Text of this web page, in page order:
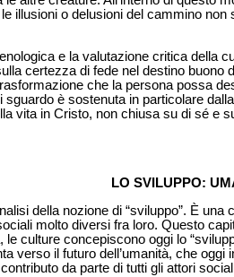
illusioni o delusioni del cammino
e la valutazione critica della
certezza di fede nel destino
che la persona possa
sguardo è sostenuta in particolare
vita in Cristo, non chiusa su di sé e
LO SVILUPPO:
della nozione di “sviluppo”. È
molto diversi fra loro. Questo
culture concepiscono oggi lo
verso il futuro dell’umanità, che
da parte di tutti gli attori